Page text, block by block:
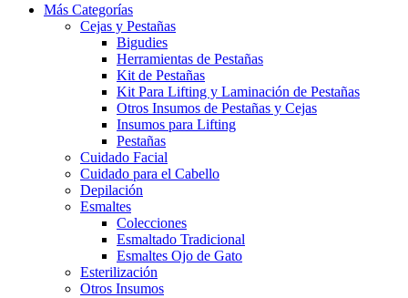
Más Categorías
Cejas y Pestañas
Bigudies
Herramientas de Pestañas
Kit de Pestañas
Kit Para Lifting y Laminación de Pestañas
Otros Insumos de Pestañas y Cejas
Insumos para Lifting
Pestañas
Cuidado Facial
Cuidado para el Cabello
Depilación
Esmaltes
Colecciones
Esmaltado Tradicional
Esmaltes Ojo de Gato
Esterilización
Otros Insumos